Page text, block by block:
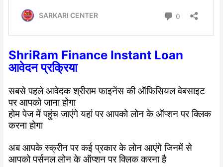
ShriRam Finance Instant Loan
आवेदन प्रक्रिया
सबसे पहले आवेदक श्रीराम फाइनेंस की ऑफिसियल वेबसाइट
पर आपको जाना होगा
होम पेज में पहुंच जाएंगे यहां पर आपको लोन के ऑप्शन पर क्लिक
करना होगा
अब आपके स्क्रीन पर कई प्रकार के लोन आएंगे जिनमें से
आपको पर्सनल लोन के ऑप्शन पर क्लिक करना है